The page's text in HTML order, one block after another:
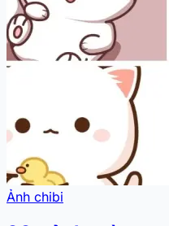
Ảnh chibi